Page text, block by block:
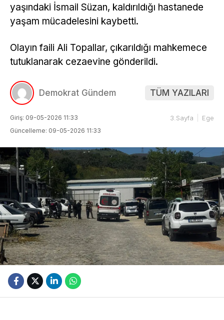
yaşındaki İsmail Süzan, kaldırıldığı hastanede
yaşam mücadelesini kaybetti.
Olayın faili Ali Topallar, çıkarıldığı mahkemece
tutuklanarak cezaevine gönderildi.
Demokrat Gündem TÜM YAZILARI
Giriş: 09-05-2026 11:33
Güncelleme: 09-05-2026 11:33
3.Sayfa Ege